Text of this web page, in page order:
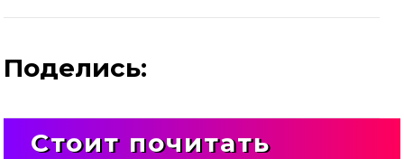
Поделись:
Стоит почитать